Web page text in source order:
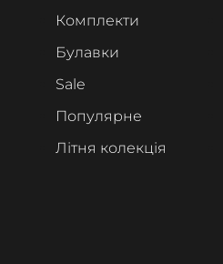
Комплекти
Булавки
Sale
Популярне
Літня колекція